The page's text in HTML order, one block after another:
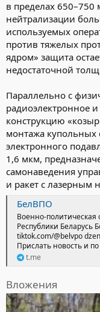
в пределах 650–750
нейтрализации
используемых
против тяжелых
ядром» защита
недостаточной
Параллельно с
радиоэлектронное
конструкцию
монтажа купольных
электронного
1,6 мкм,
самонаведения
и ракет с лазерным
БелВПО
Военно-политическая
Республики
tiktok.com/@belvpo
Прислать новость и
t.me
Вложения